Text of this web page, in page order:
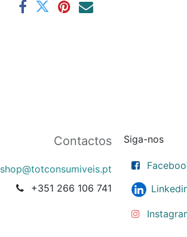
Contactos
shop@totconsumiveis.pt
+351 266 106 741
Siga-nos